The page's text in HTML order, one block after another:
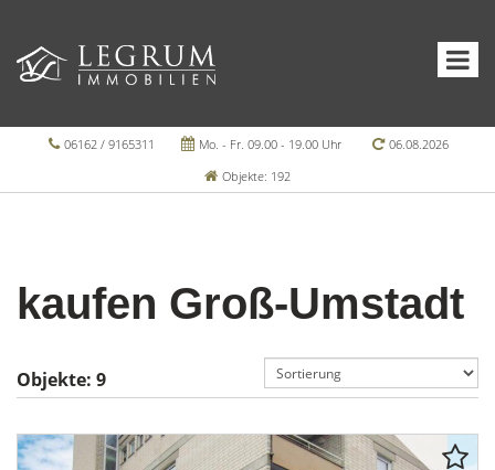
06162 / 9165311 Mo. - Fr. 09.00 - 19.00 Uhr
06.08.2026
Objekte: 192
kaufen Groß-Umstadt
Objekte: 9